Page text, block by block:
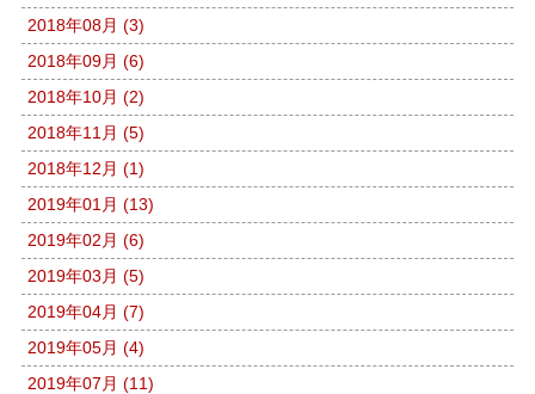
2018年08月 (3)
2018年09月 (6)
2018年10月 (2)
2018年11月 (5)
2018年12月 (1)
2019年01月 (13)
2019年02月 (6)
2019年03月 (5)
2019年04月 (7)
2019年05月 (4)
2019年07月 (11)